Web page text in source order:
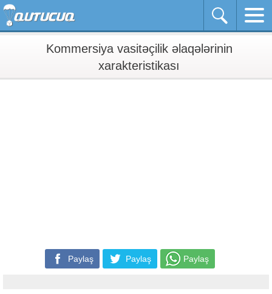
Kommersiya vasitəçilik əlaqələrinin
xarakteristikası
Paylaş Paylaş Paylaş